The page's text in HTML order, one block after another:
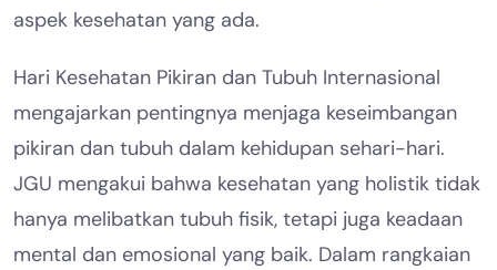
aspek kesehatan yang ada.
Hari Kesehatan Pikiran dan Tubuh Internasional
mengajarkan pentingnya menjaga keseimbangan
pikiran dan tubuh dalam kehidupan sehari-hari.
JGU mengakui bahwa kesehatan yang holistik tidak
hanya melibatkan tubuh fisik, tetapi juga keadaan
mental dan emosional yang baik. Dalam rangkaian